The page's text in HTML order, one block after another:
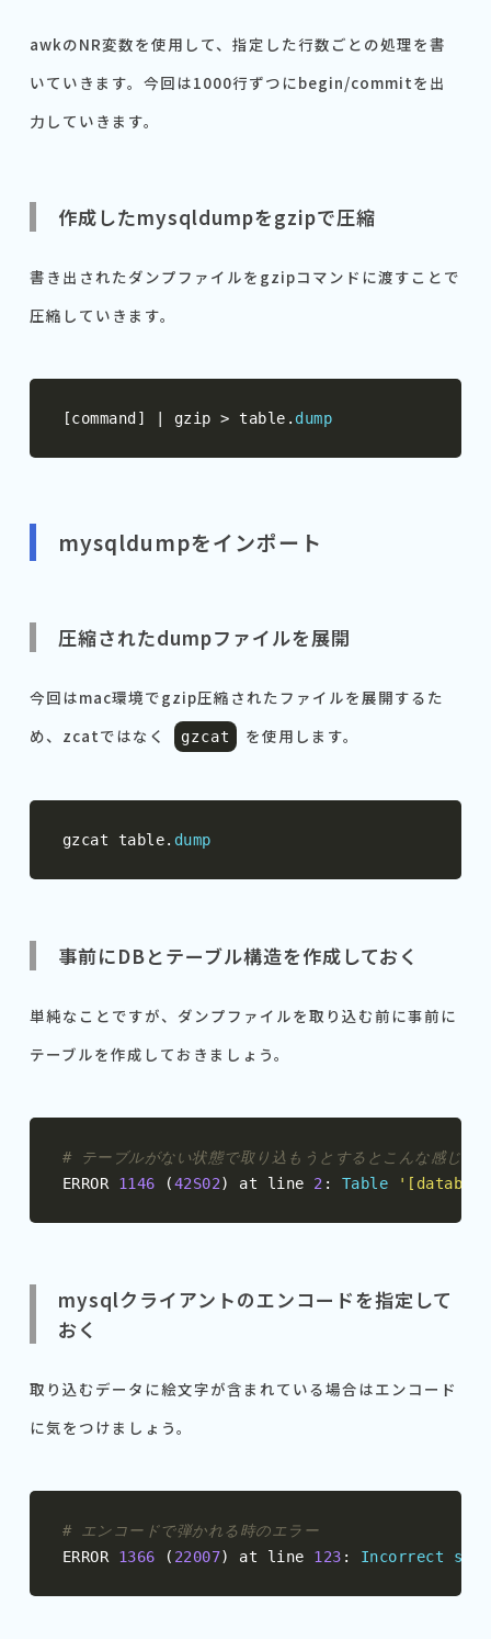
awkのNR変数を使用して、指定した行数ごとの処理を書
いていきます。今回は1000行ずつにbegin/commitを出
力していきます。
作成したmysqldumpをgzipで圧縮
書き出されたダンプファイルをgzipコマンドに渡すことで
圧縮していきます。
[command ] gzip > table . dump
mysqldumpをインポート
圧縮されたdumpファイルを展開
今回はmac環境でgzip圧縮されたファイルを展開するた
め、zcatではなく
gzcat を使用します。
gzcat table. dump
事前にDBとテーブル構造を作成しておく
単純なことですが、ダンプファイルを取り込む前に事前に
テーブルを作成しておきましょう。
# テーブルがない状態で取り込もうとするとこんな感じの
ERROR 1146 (42S02) at line 2 : Table
mysqlクライアントのエンコードを指定して
おく
取り込むデータに絵文字が含まれている場合はエンコード
に気をつけましょう。
# エンコードで弾かれる時のエラー
ERROR 1366 ( 22007) at line 123 : Incorrect